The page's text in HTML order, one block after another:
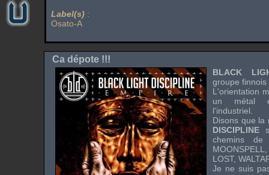
Label(s) :
Osato-A
Ca dépote !!!
BLACK
groupe
L'orientation
un métal
l'industriel.
Disons que
DISCIPLINE
chemins
MOONSPELL
LOST,
Je ne suis